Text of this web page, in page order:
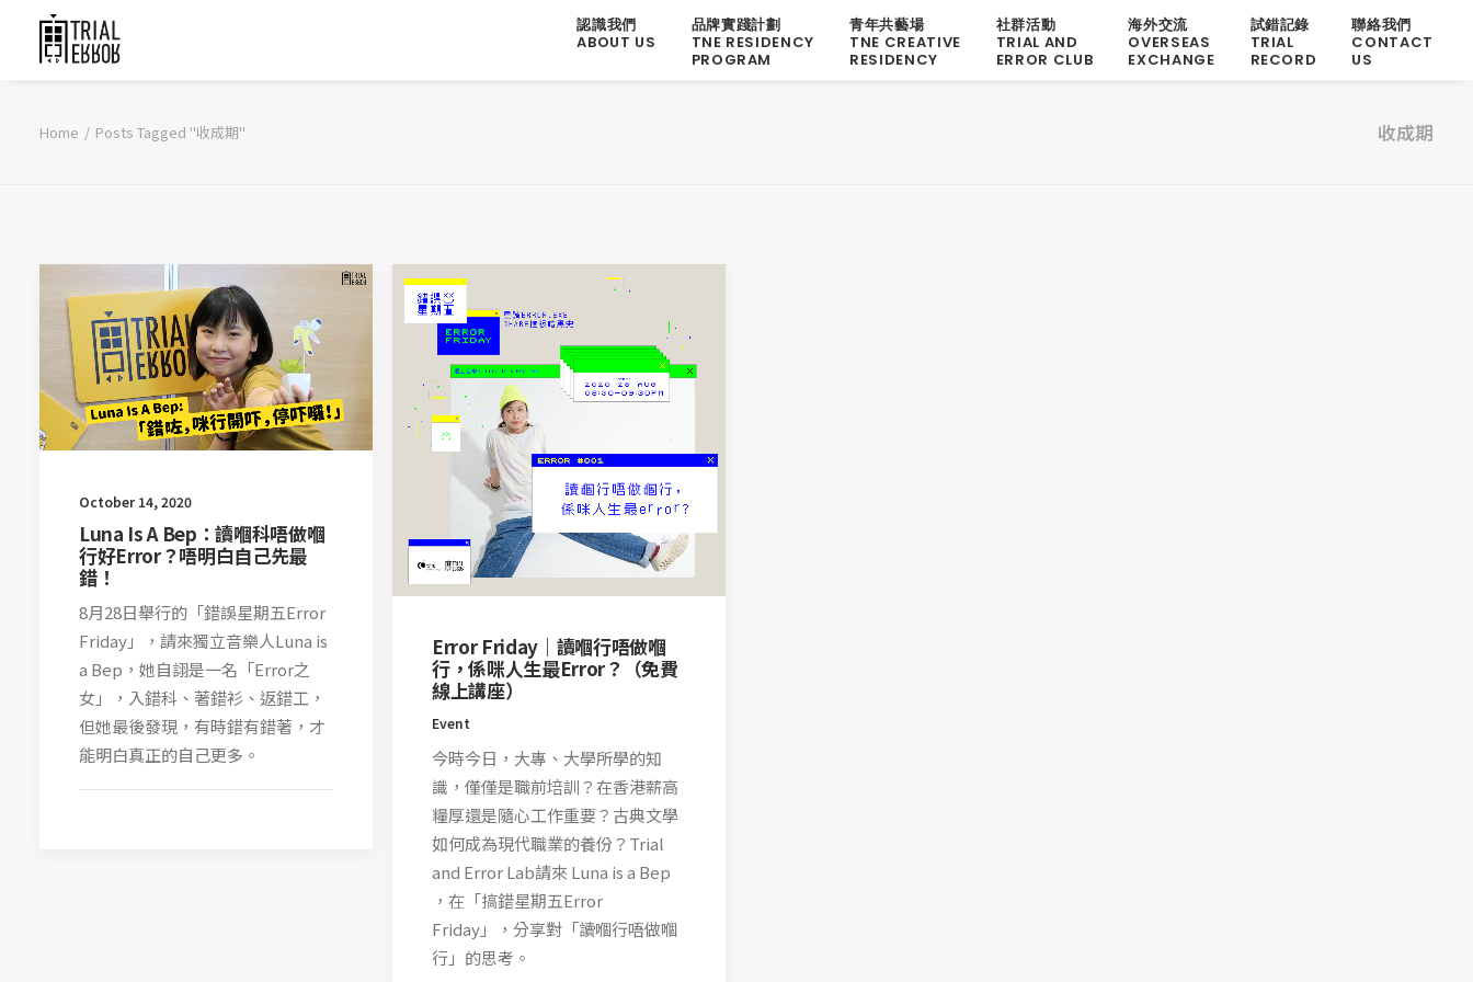
認識我們
ABOUT US
品牌實踐計劃
TNE RESIDENCY
PROGRAM
青年共藝場
TNE CREATIVE
RESIDENCY
社群活動
TRIAL AND
ERROR CLUB
海外交流
OVERSEAS
EXCHANGE
試錯記錄
TRIAL
RECORD
聯絡我們
CONTACT
US
收成期
Home Posts Tagged "收成期"
October 14, 2020
Luna Is A Bep：讀嗰科唔做嗰
行好Error？唔明白自己先最
錯！
8月28日舉行的「錯誤星期五Error
Friday」，請來獨立音樂人Luna is
a Bep，她自詡是一名「Error之
女」，入錯科、著錯衫、返錯工，
但她最後發現，有時錯有錯著，才
能明白真正的自己更多。
Error Friday｜讀嗰行唔做嗰
行，係咪人生最Error？（免費
線上講座）
Event
今時今日，大專、大學所學的知
識，僅僅是職前培訓？在香港薪高
糧厚還是隨心工作重要？古典文學
如何成為現代職業的養份？Trial
and Error Lab請來 Luna is a Bep
，在「搞錯星期五Error
Friday」，分享對「讀嗰行唔做嗰
行」的思考。